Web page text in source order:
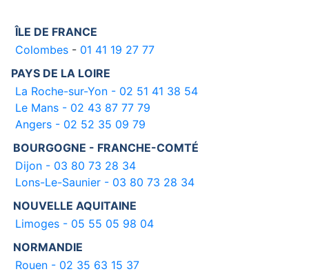
ÎLE DE FRANCE
Colombes - 01 41 19 27 77
PAYS DE LA LOIRE
La Roche-sur-Yon - 02 51 41 38 54
Le Mans - 02 43 87 77 79
Angers - 02 52 35 09 79
BOURGOGNE - FRANCHE-COMTÉ
Dijon - 03 80 73 28 34
Lons-Le-Saunier - 03 80 73 28 34
NOUVELLE AQUITAINE
Limoges - 05 55 05 98 04
NORMANDIE
Rouen - 02 35 63 15 37